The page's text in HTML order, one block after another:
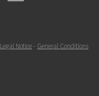
Legal Notice- General Conditions